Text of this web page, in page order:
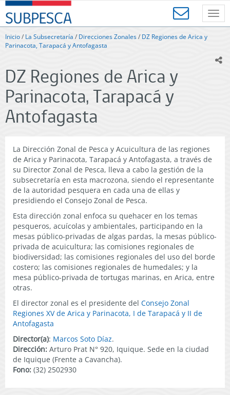
Contenido
principal
SUBPESCA
-
Subsecretaría
de
Acuicultura
-
Gobierno
de
Chile
Inicio/ La Subsecretaría / Direcciones Zonales/ DZ Regiones de Arica y
Parinacota, Tarapacá y Antofagasta
DZ Regiones de Arica y
Parinacota, Tarapacá y
Antofagasta
La Dirección Zonal de Pesca y Acuicultura de las regiones
de Arica y Parinacota, Tarapacá y Antofagasta, a través de
su Director Zonal de Pesca, lleva a cabo la gestión de la
subsecretaría en esta macrozona, siendo el representante
de la autoridad pesquera en cada una de ellas y
presidiendo el Consejo Zonal de Pesca.
Esta dirección zonal enfoca su quehacer en los temas
pesqueros, acuícolas y ambientales, participando en la
mesas público-privadas de algas pardas, la mesas público-
privada de acuicultura; las comisiones regionales de
biodiversidad; las comisiones regionales del uso del borde
costero; las comisiones regionales de humedales; y la
mesa público-privada de tortugas marinas, en Arica, entre
otras.
El director zonal es el presidente del Consejo Zonal
Regiones XV de Arica y Parinacota, I de Tarapacá y II de
Antofagasta
Director(a): Marcos Soto Díaz.
Dirección: Arturo Prat N° 920, Iquique. Sede en la ciudad
de Iquique (Frente a Cavancha).
Fono: (32) 2502930